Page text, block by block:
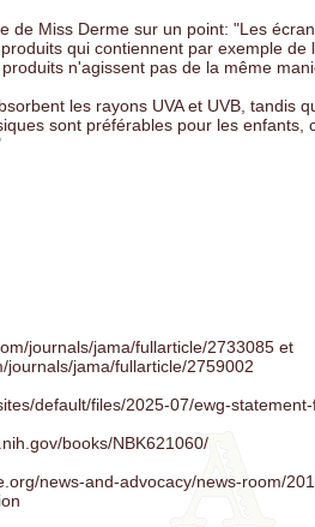
de Miss Derme sur un point: "Les
qui contiennent par exemple
n'agissent pas de la même
les rayons UVA et UVB, tandis
sont préférables pour les
journals/jama/fullarticle/2733085 et
journals/jama/fullarticle/2759002
default/files/2025-07/ewg-
books/NBK621060/
news-and-advocacy/news-room/